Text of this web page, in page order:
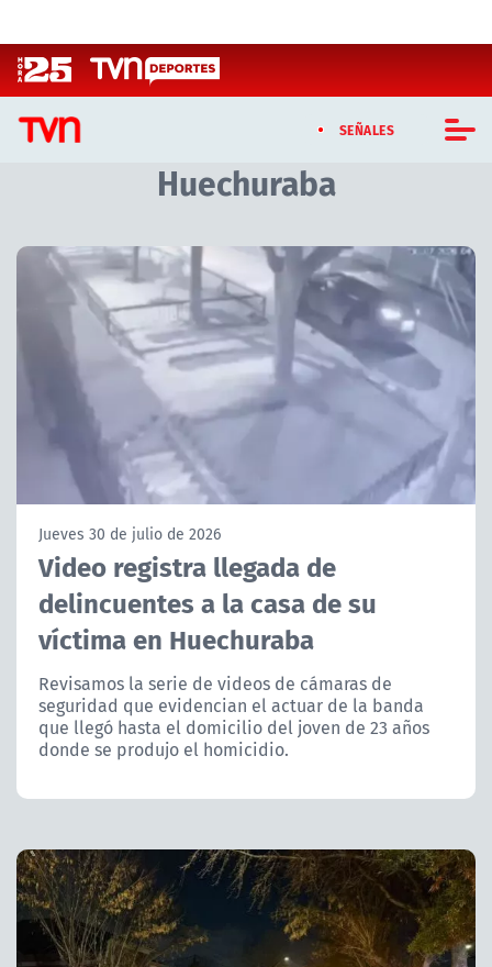
SEÑALES
CASTING MASTERCHEF CHILE
CASTING TVN VERTICAL
TVN VERTICAL
TVN PLAY
PROGRAMAS
TELESERIES
ACTUALIDAD Y TENDENCIAS
CORPORATIVO Y TRANSPARENCIA
CANAL DE DENUNCIAS
ÁREA DE PROYECTOS
Huechuraba
Artículos relacionados con Huechuraba
Jueves 30 de julio de 2026
Video registra llegada de
delincuentes a la casa de su
víctima en Huechuraba
Revisamos la serie de videos de cámaras de
seguridad que evidencian el actuar de la banda
que llegó hasta el domicilio del joven de 23 años
donde se produjo el homicidio.